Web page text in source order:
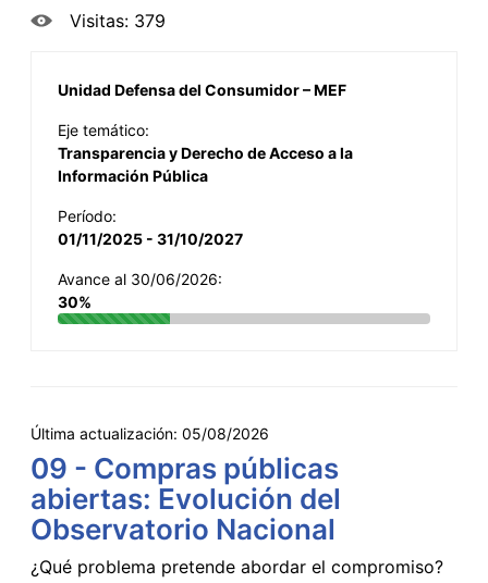
Visitas: 379
Unidad Defensa del Consumidor – MEF
Eje temático:
Transparencia y Derecho de Acceso a la
Información Pública
Período:
01/11/2025 - 31/10/2027
Avance al 30/06/2026:
30%
Última actualización: 05/08/2026
09 - Compras públicas
abiertas: Evolución del
Observatorio Nacional
¿Qué problema pretende abordar el compromiso?